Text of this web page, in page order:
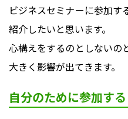
ビジネスセミナーに参加
紹介したいと思います。
心構えをするのとしないの
大きく影響が出てきます。
自分のために参加す